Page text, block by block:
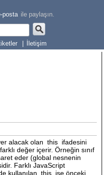
posta ile paylaşın.
İletişim
alacak olan this ifadesini
değer içerir. Örneğin sınıf
eder (global nesnenin
Farklı JavaScript
kullanılan this ise önceki